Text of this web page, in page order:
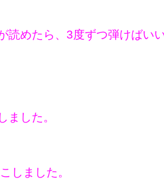
めたら、3度ずつ弾けばいい
ました。
しました。